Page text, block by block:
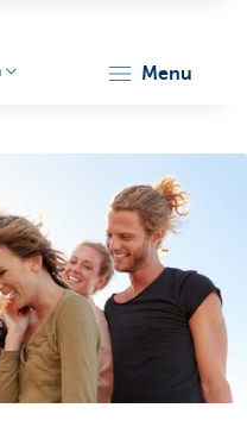
menu